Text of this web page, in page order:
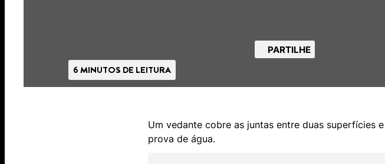
6 MINUTOS DE LEITURA
PARTILHE
Um vedante cobre as juntas entre duas superfícies
prova de água.